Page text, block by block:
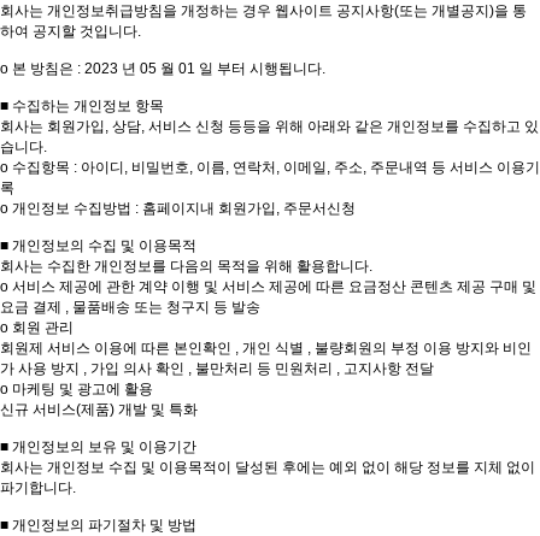
회사는 개인정보취급방침을 개정하는 경우 웹사이트 공지사항(또는 개별공지)을 통
하여 공지할 것입니다.
ο 본 방침은 : 2023 년 05 월 01 일 부터 시행됩니다.
■ 수집하는 개인정보 항목
회사는 회원가입, 상담, 서비스 신청 등등을 위해 아래와 같은 개인정보를 수집하고 있
습니다.
ο 수집항목 : 아이디, 비밀번호, 이름, 연락처, 이메일, 주소, 주문내역 등 서비스 이용기
록
ο 개인정보 수집방법 : 홈페이지내 회원가입, 주문서신청
■ 개인정보의 수집 및 이용목적
회사는 수집한 개인정보를 다음의 목적을 위해 활용합니다.
ο 서비스 제공에 관한 계약 이행 및 서비스 제공에 따른 요금정산 콘텐츠 제공 구매 및
요금 결제 , 물품배송 또는 청구지 등 발송
ο 회원 관리
회원제 서비스 이용에 따른 본인확인 , 개인 식별 , 불량회원의 부정 이용 방지와 비인
가 사용 방지 , 가입 의사 확인 , 불만처리 등 민원처리 , 고지사항 전달
ο 마케팅 및 광고에 활용
신규 서비스(제품) 개발 및 특화
■ 개인정보의 보유 및 이용기간
회사는 개인정보 수집 및 이용목적이 달성된 후에는 예외 없이 해당 정보를 지체 없이
파기합니다.
■ 개인정보의 파기절차 및 방법